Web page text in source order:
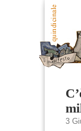
3